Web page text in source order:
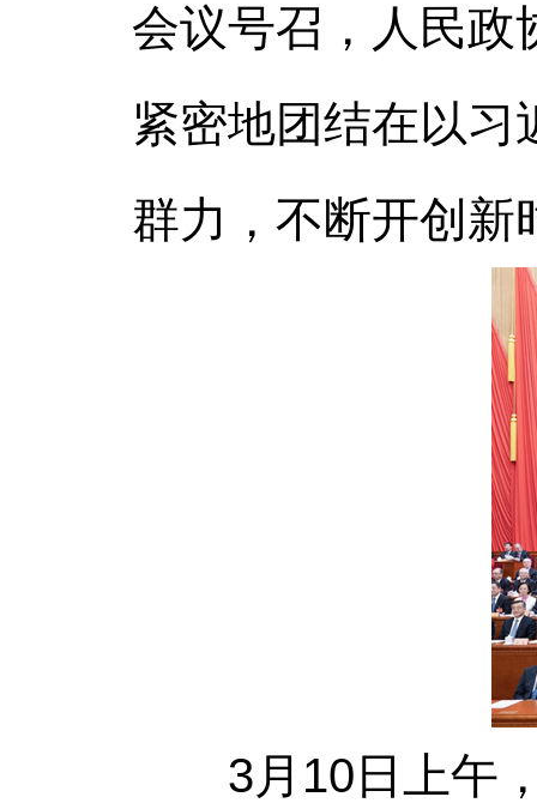
会议号召，人民政
紧密地团结在以
群力，不断开创新
3月10日上午，